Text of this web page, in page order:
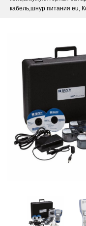
кабель,шнур питания eu,